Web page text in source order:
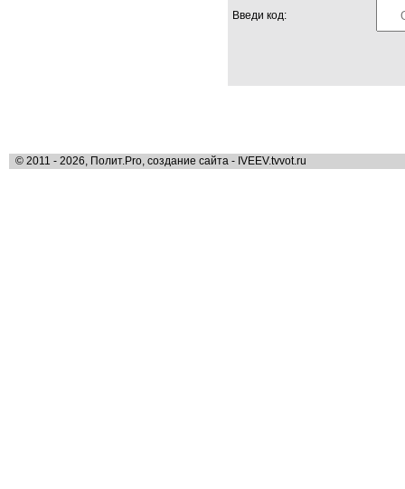
Введи код:
© 2011 - 2026, Полит.Pro, создание сайта - IVEEV.tvvot.ru